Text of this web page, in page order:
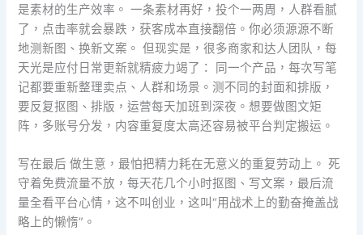
是素材的生产效率。 一条素材再好，投个一两周，人群看腻
了，点击率就会暴跌，获客成本直接翻倍。你必须源源不断
地测新图、换新文案。 但现实是，很多商家和达人团队，每
天光是应付日常更新就精疲力竭了： 同一个产品，每次写笔
记都要重新整理卖点、人群和场景。测不同的封面和排版，
要反复抠图、排版，运营每天加班到深夜。想要做图文矩
阵，多账号分发，内容重复度太高还容易被平台判定搬运。
写在最后 做生意，最怕把精力耗在无意义的重复劳动上。 死
守着免费流量不放，每天花几个小时抠图、写文案，最后流
量全看平台心情，这不叫创业，这叫“用战术上的勤奋掩盖战
略上的懒惰”。